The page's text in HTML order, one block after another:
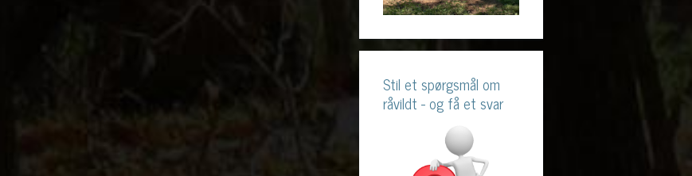
Stil et spørgsmål om
råvildt - og få et svar